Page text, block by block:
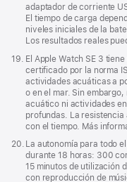
adaptador de corriente
El tiempo de carga
niveles iniciales de la
Los resultados reales
Nota
página
19. El Apple Watch SE 3
certificado por la norma
actividades acuáticas a
o en el mar. Sin
acuático ni actividades
profundas. La resistencia
con el tiempo. Más
Nota
20. La autonomía para todo
durante 18 horas: 300
15 minutos de utilización
con reproducción de